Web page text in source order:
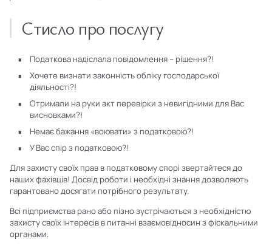
Стисло про послугу
Податкова надіслала повідомлення – рішення?!
Хочете визнати законність обліку господарської
діяльності?!
Отримали на руки акт перевірки з невигідними для Вас
висновками?!
Немає бажання «воювати» з податковою?!
У Вас спір з податковою?!
Для захисту своїх прав в податковому спорі звертайтеся до
наших фахівців! Досвід роботи і необхідні знання дозволяють
гарантовано досягати потрібного результату.
Всі підприємства рано або пізно зустрічаються з необхідністю
захисту своїх інтересів в питанні взаємовідносин з фіскальними
органами.